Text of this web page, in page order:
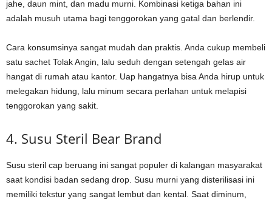
jahe, daun mint, dan madu murni. Kombinasi ketiga bahan ini
adalah musuh utama bagi tenggorokan yang gatal dan berlendir.
Cara konsumsinya sangat mudah dan praktis. Anda cukup membeli
satu sachet Tolak Angin, lalu seduh dengan setengah gelas air
hangat di rumah atau kantor. Uap hangatnya bisa Anda hirup untuk
melegakan hidung, lalu minum secara perlahan untuk melapisi
tenggorokan yang sakit.
4. Susu Steril Bear Brand
Susu steril cap beruang ini sangat populer di kalangan masyarakat
saat kondisi badan sedang drop. Susu murni yang disterilisasi ini
memiliki tekstur yang sangat lembut dan kental. Saat diminum,